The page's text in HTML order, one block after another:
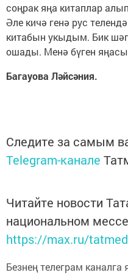
соңрак яңа китаплар
Әле кичә генә рус
китабын укыдым. Бик
ошады. Менә бүген
Багауова Ләйсәния.
Следите за самым
Telegram-канале
Читайте новости
национальном
https://max.ru/
Безнең телеграм